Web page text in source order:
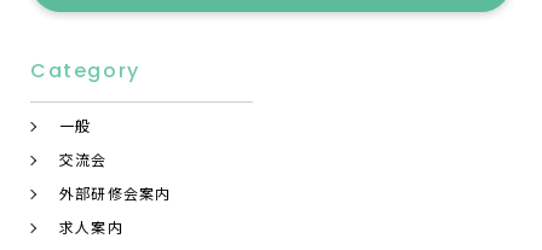
Category
一般
交流会
外部研修会案内
求人案内